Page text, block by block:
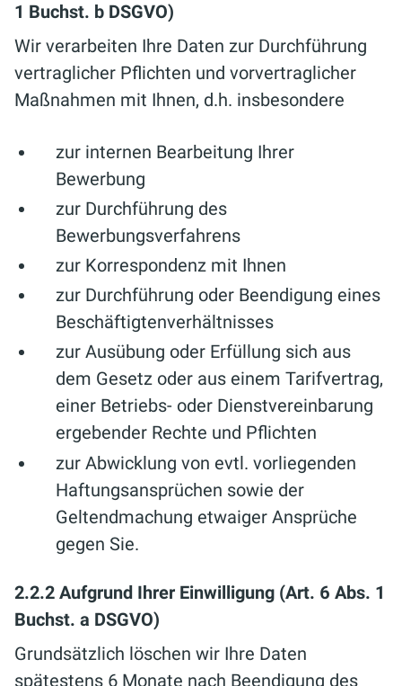
1 Buchst. b DSGVO)
Wir verarbeiten Ihre Daten zur Durchführung
vertraglicher Pflichten und vorvertraglicher
Maßnahmen mit Ihnen, d.h. insbesondere
zur internen Bearbeitung Ihrer
Bewerbung
zur Durchführung des
Bewerbungsverfahrens
zur Korrespondenz mit Ihnen
zur Durchführung oder Beendigung eines
Beschäftigtenverhältnisses
zur Ausübung oder Erfüllung sich aus
dem Gesetz oder aus einem Tarifvertrag,
einer Betriebs- oder Dienstvereinbarung
ergebender Rechte und Pflichten
zur Abwicklung von evtl. vorliegenden
Haftungsansprüchen sowie der
Geltendmachung etwaiger Ansprüche
gegen Sie.
2.2.2 Aufgrund Ihrer Einwilligung (Art. 6 Abs. 1
Buchst. a DSGVO)
Grundsätzlich löschen wir Ihre Daten
spätestens 6 Monate nach Beendigung des